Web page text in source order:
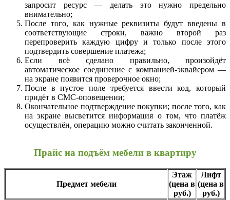
запросит ресурс — делать это нужно предельно
внимательно;
После того, как нужные реквизиты будут введены в
соответствующие строки, важно второй раз
перепроверить каждую цифру и только после этого
подтвердить совершение платежа;
Если всё сделано правильно, произойдёт
автоматическое соединение с компанией-эквайером —
на экране появится проверочное окно;
После в пустое поле требуется ввести код, который
придёт в СМС-оповещении;
Окончательное подтверждение покупки; после того, как
на экране высветится информация о том, что платёж
осуществлён, операцию можно считать законченной.
Прайс на подъём мебели в квартиру
Предмет мебели
Этаж
(цена в
руб.)
Лифт
(цена в
руб.)